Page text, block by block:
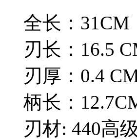
全长：31CM
刃长：16.5
刃厚：0.4
柄长：
刃材: 440高